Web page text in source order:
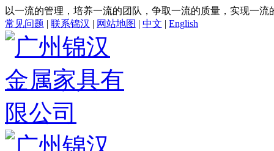
以一流的管理，培养一流的团队，争取一流的质量，实现一流
常见问题 | 联系锦汉 | 网站地图 | 中文 | English